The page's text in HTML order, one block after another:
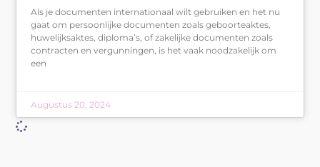
Als je documenten internationaal wilt gebruiken en het nu
gaat om persoonlijke documenten zoals geboorteaktes,
huwelijksaktes, diploma’s, of zakelijke documenten zoals
contracten en vergunningen, is het vaak noodzakelijk om
een
Augustus 20, 2024